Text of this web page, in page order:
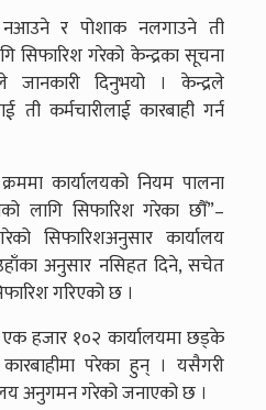
नआउने र पोशाक नलगाउने ती
सिफारिश गरेको केन्द्रका सूचना
जानकारी दिनुभयो । केन्द्रले
ती कर्मचारीलाई कारबाही गर्न
कार्यालयको नियम पालना
लागि सिफारिश गरेका छौँ”–
सिफारिशअनुसार कार्यालय
अनुसार नसिहत दिने, सचेत
गरिएको छ ।
हजार १०२ कार्यालयमा छड्के
परेका हुन् । यसैगरी
अनुगमन गरेको जनाएको छ ।